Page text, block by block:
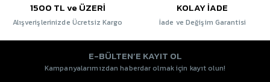
1500 TL ve ÜZERİ
Alışverişlerinizde Ücretsiz Kargo
KOLAY İADE
İade ve Değişim Garantisi
E-BÜLTEN’E KAYIT OL
Kampanyalarımızdan haberdar olmak için kayıt olun!